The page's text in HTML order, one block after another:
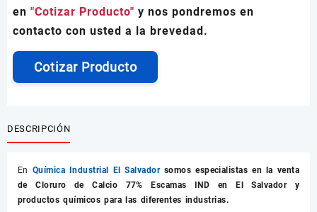
en "Cotizar Producto" y nos pondremos en
contacto con usted a la brevedad.
Cotizar Producto
DESCRIPCIÓN
En Química Industrial El Salvador somos especialistas en la venta
deCloruro de Calcio 77% Escamas IND en El Salvador y
productos químicos para las diferentes industrias.